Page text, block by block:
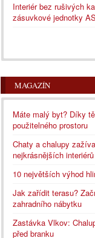
Interiér bez rušivých
zásuvkové jednotky
MAGAZÍN
Máte malý byt? Díky
použitelného prostoru
Chaty a chalupy
nejkrásnějších interiérů
10 největších výhod
Jak zařídit terasu?
zahradního nábytku
Zastávka Vlkov:
před branku